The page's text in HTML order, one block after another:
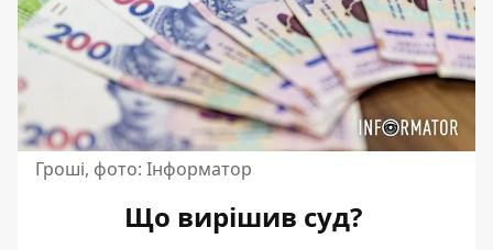
Гроші, фото: Інформатор
Що вирішив суд?